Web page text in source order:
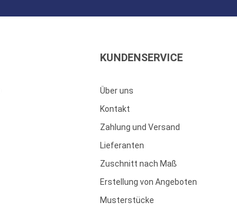
KUNDENSERVICE
Über uns
Kontakt
Zahlung und Versand
Lieferanten
Zuschnitt nach Maß
Erstellung von Angeboten
Musterstücke